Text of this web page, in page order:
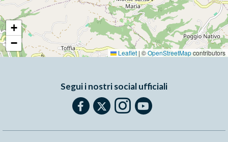
+
−
Leaflet | ©OpenStreetMapcontributors
Segui i nostri social ufficiali